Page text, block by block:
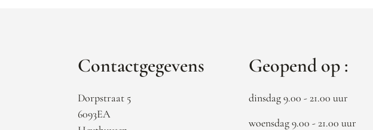
Contactgegevens
Dorpstraat 5
6093EA
Geopend op :
dinsdag 9.00 - 21.00 uur
woensdag 9.00 - 21.00 uur